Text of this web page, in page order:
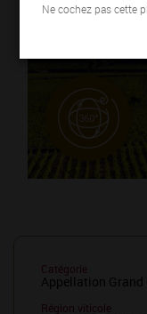
Ne cochez pas cette
Catégorie
Appellation Grand
Région viticole